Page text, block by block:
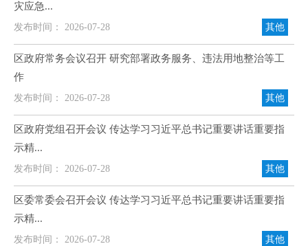
灾应急...
发布时间： 2026-07-28 其他
区政府常务会议召开 研究部署政务服务、违法用地整治等工
作
发布时间： 2026-07-28 其他
区政府党组召开会议 传达学习习近平总书记重要讲话重要指
示精...
发布时间： 2026-07-28 其他
区委常委会召开会议 传达学习习近平总书记重要讲话重要指
示精...
发布时间： 2026-07-28 其他